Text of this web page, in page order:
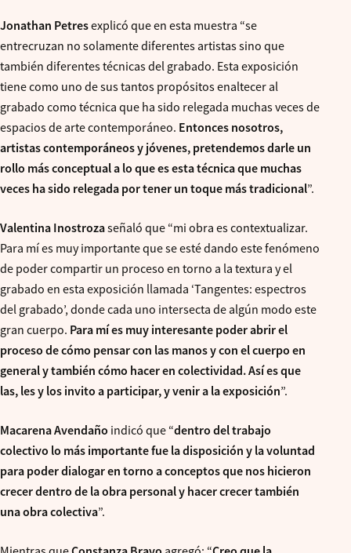
Jonathan Petresexplicó que en esta muestra “se
entrecruzan no solamente diferentes artistas sino que
también diferentes técnicas del grabado. Esta exposición
tiene como uno de sus tantos propósitos enaltecer al
grabado como técnica que ha sido relegada muchas veces de
espacios de arte contemporáneo. Entonces nosotros,
artistas contemporáneos y jóvenes, pretendemos darle un
rollo más conceptual a lo que es esta técnica que muchas
veces ha sido relegada por tener un toque más tradicional”.
Valentina Inostrozaseñaló que “mi obra es contextualizar.
Para mí es muy importante que se esté dando este fenómeno
de poder compartir un proceso en torno a la textura y el
grabado en esta exposición llamada ‘Tangentes: espectros
del grabado’, donde cada uno intersecta de algún modo este
gran cuerpo. Para mí es muy interesante poder abrir el
proceso de cómo pensar con las manos y con el cuerpo en
general y también cómo hacer en colectividad. Así es que
las, les y los invito a participar, y venir a la exposición”.
Macarena Avendaño indicó que “dentro del trabajo
colectivo lo más importante fue la disposición y la voluntad
para poder dialogar en torno a conceptos que nos hicieron
crecer dentro de la obra personal y hacer crecer también
una obra colectiva”.